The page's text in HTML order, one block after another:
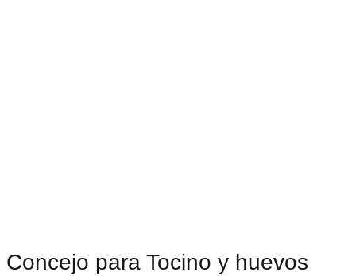
Concejo para Tocino y huevos